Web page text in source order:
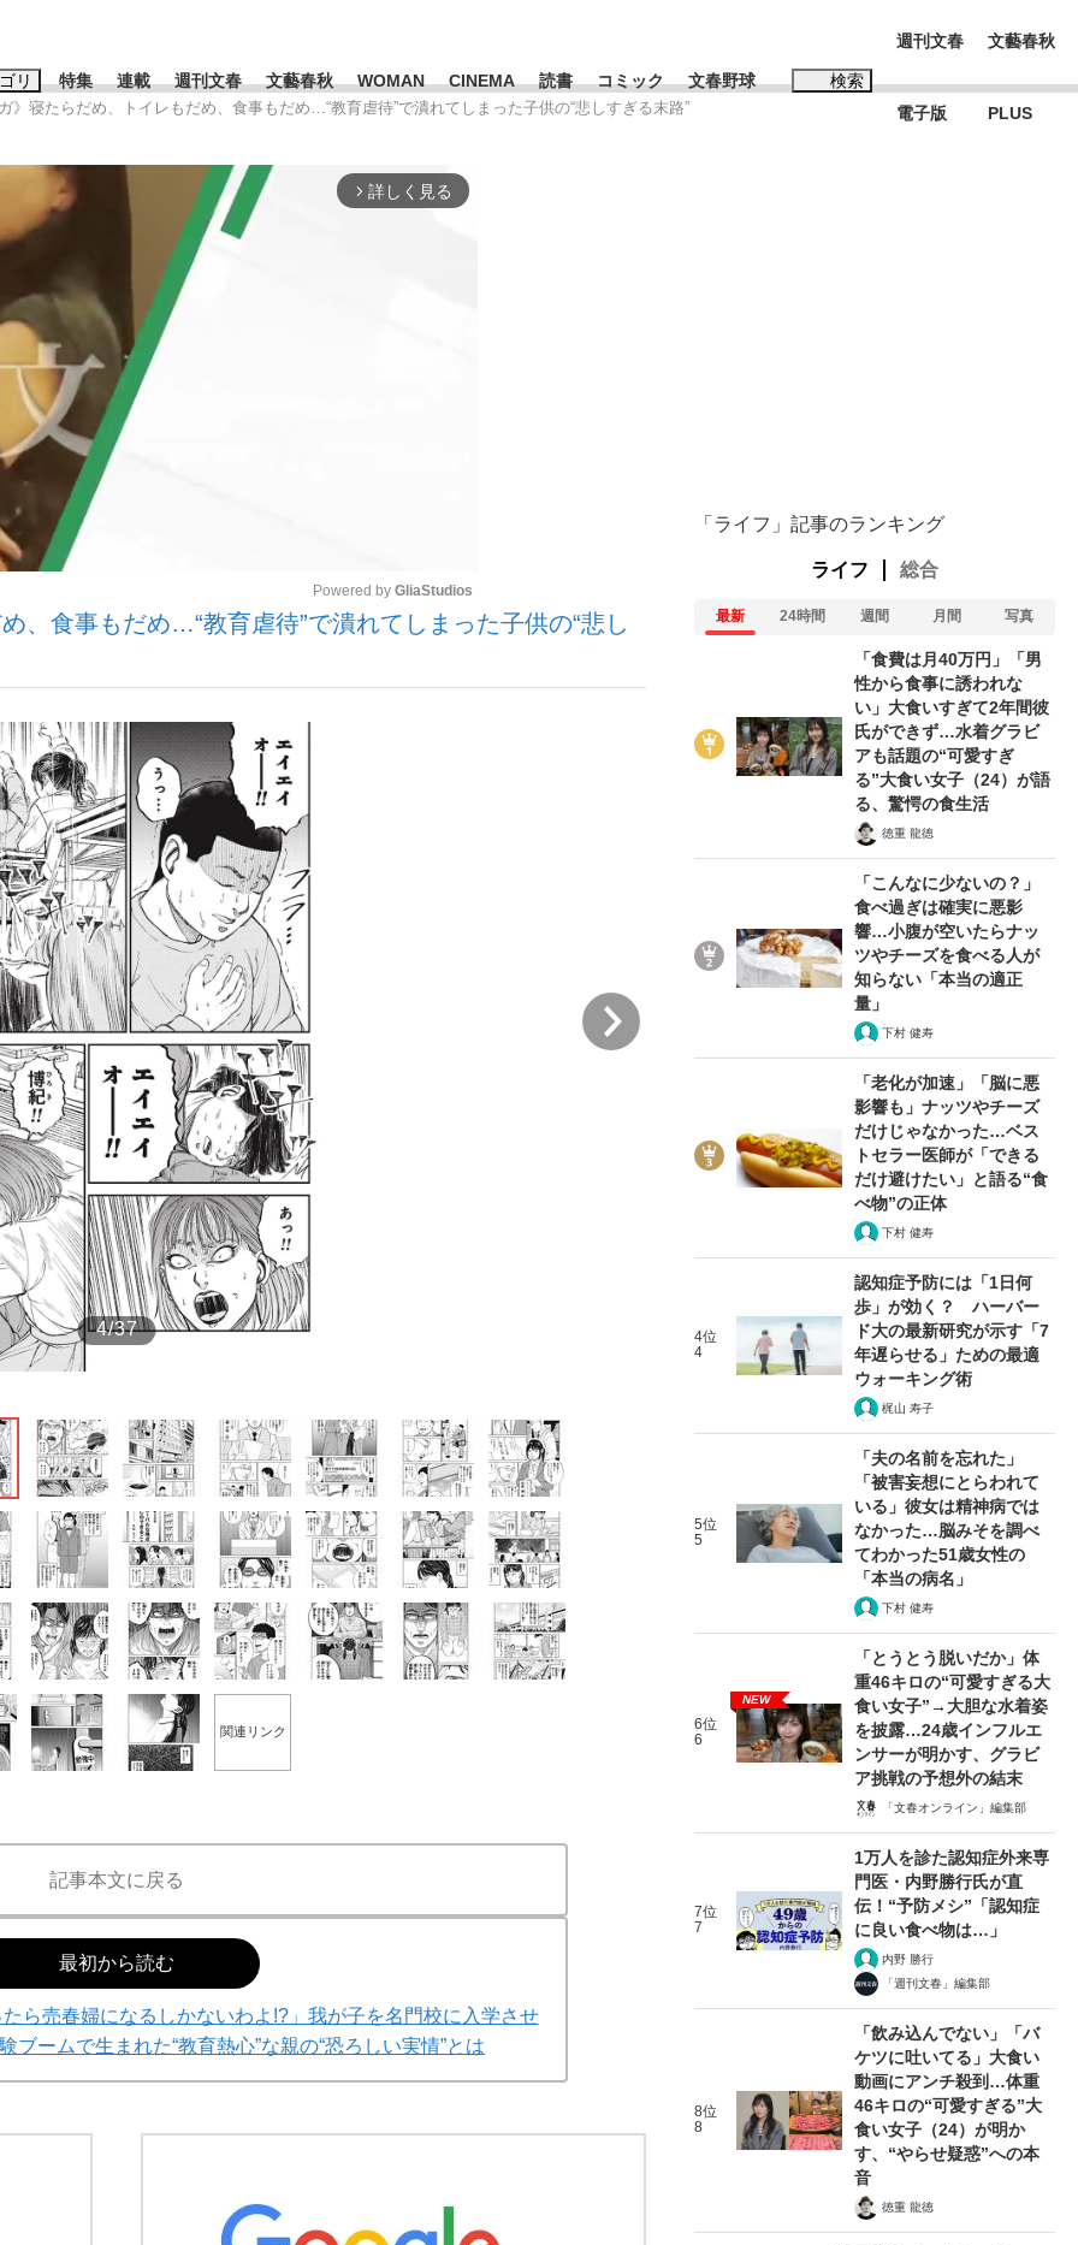
リ
明かした日本代表監督に...
選手が証言した“NPB聞... 「クマが悪者扱いされているのが悲しい」『北の国から』倉本聰氏（91...
カー日本代表・森保一監督...
もっと見る
特集
いまさら聞けない資産運用のすべて
もっと見る
連載 週刊文春 文藝春秋 WOMAN CINEMA 読書 コミック 文春野球 検索
ワードタグ一覧
凌輝 #高市早苗 #後藤真希
亀和田武
週刊文春
電子版
文藝春秋
PLUS
》寝たらだめ、トイレもだめ、食事もだめ…“教育虐待”で潰れてしまった子供の“悲しすぎる末路”
arrow_forward_ios 詳しく見る
Powered by GliaStudios
、食事もだめ…“教育虐待”で潰れてしまった子供の“悲し
4/37
関連リンク
記事本文に戻る
最初から読む
ら売春婦になるしかないわよ!?」我が子を名門校に入学させ
ームで生まれた“教育熱心”な親の“恐ろしい実情”とは
「ライフ」記事のランキング
ライフ 総合
最新 24時間 週間 月間 写真
「食費は月40万円」「男
性から食事に誘われな
い」大食いすぎて2年間彼
氏ができず…水着グラビ
アも話題の“可愛すぎ
る”大食い女子（24）が語
る、驚愕の食生活
徳重 龍徳
「こんなに少ないの？」
食べ過ぎは確実に悪影
響…小腹が空いたらナッ
ツやチーズを食べる人が
知らない「本当の適正
量」
下村 健寿
「老化が加速」「脳に悪
影響も」ナッツやチーズ
だけじゃなかった…ベス
トセラー医師が「できる
だけ避けたい」と語る“食
べ物”の正体
下村 健寿
4位
4
認知症予防には「1日何
歩」が効く？ ハーバー
ド大の最新研究が示す「7
年遅らせる」ための最適
ウォーキング術
梶山 寿子
5位
5
「夫の名前を忘れた」
「被害妄想にとらわれて
いる」彼女は精神病では
なかった…脳みそを調べ
てわかった51歳女性の
「本当の病名」
下村 健寿
6位
6
NEW
「とうとう脱いだか」体
重46キロの“可愛すぎる大
食い女子”→大胆な水着姿
を披露…24歳インフルエ
ンサーが明かす、グラビ
ア挑戦の予想外の結末
「文春オンライン」編集部
7位
7
1万人を診た認知症外来専
門医・内野勝行氏が直
伝！“予防メシ”「認知症
に良い食べ物は…」
内野 勝行
「週刊文春」編集部
8位
8
「飲み込んでない」「バ
ケツに吐いてる」大食い
動画にアンチ殺到…体重
46キロの“可愛すぎる”大
食い女子（24）が明か
す、“やらせ疑惑”への本
音
徳重 龍徳